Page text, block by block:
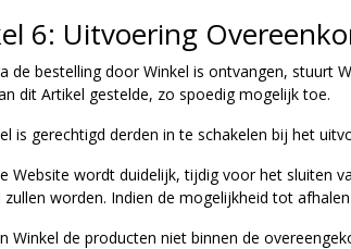
6: Uitvoering
de bestelling door Winkel is ontvangen, stuurt
dit Artikel gestelde, zo spoedig mogelijk toe.
is gerechtigd derden in te schakelen bij het
Website wordt duidelijk, tijdig voor het sluiten
zullen worden. Indien de mogelijkheid tot
Winkel de producten niet binnen de